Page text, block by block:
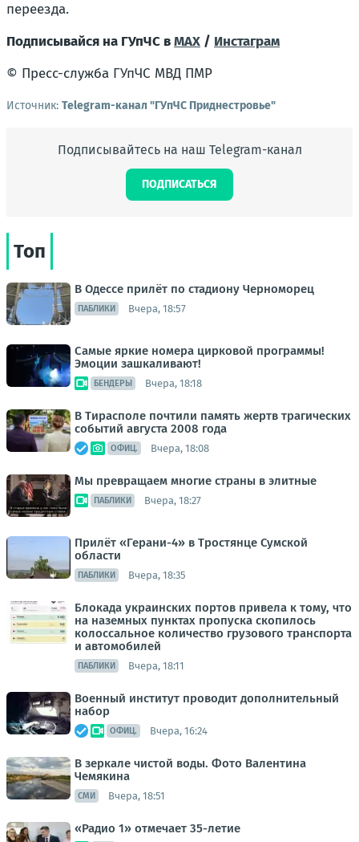
переезда.
Подписывайся на ГУпЧС вMAX / Инстаграм
© Пресс-служба ГУпЧС МВД ПМР
Источник: Telegram-канал "ГУпЧС Приднестровье"
Подписывайтесь на наш Telegram-канал
ПОДПИСАТЬСЯ
Топ
В Одессе прилёт по стадиону Черноморец
ПАБЛИКИ Вчера, 18:57
Самые яркие номера цирковой программы!
Эмоции зашкаливают!
БЕНДЕРЫ Вчера, 18:18
В Тирасполе почтили память жертв трагических
событий августа 2008 года
ОФИЦ. Вчера, 18:08
Мы превращаем многие страны в элитные
ПАБЛИКИ Вчера, 18:27
Прилёт «Герани-4» в Тростянце Сумской
области
ПАБЛИКИ Вчера, 18:35
Блокада украинских портов привела к тому, что
на наземных пунктах пропуска скопилось
колоссальное количество грузового транспорта
и автомобилей
ПАБЛИКИ Вчера, 18:11
Военный институт проводит дополнительный
набор
ОФИЦ. Вчера, 16:24
В зеркале чистой воды. Фото Валентина
Чемякина
СМИ Вчера, 18:51
«Радио 1» отмечает 35-летие